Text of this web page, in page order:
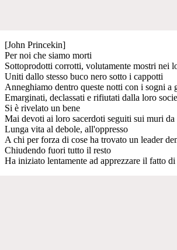
[John Princekin]
Per noi che siamo morti
Sottoprodotti corrotti, volutamente mostri nei
Uniti dallo stesso buco nero sotto i cappotti
Anneghiamo dentro queste notti con i sogni a
Emarginati, declassati e rifiutati dalla loro
Si è rivelato un bene
Mai devoti ai loro sacerdoti seguiti sui muri da
Lunga vita al debole, all'oppresso
A chi per forza di cose ha trovato un leader
Chiudendo fuori tutto il resto
Ha iniziato lentamente ad apprezzare il fatto di